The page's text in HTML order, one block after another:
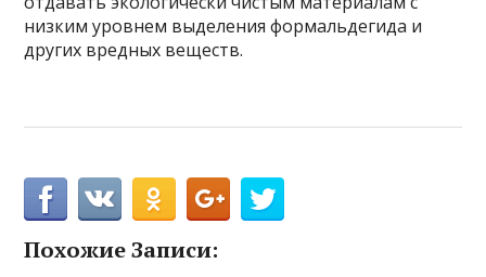
низким уровнем выделения формальдегида и
других вредных веществ.
Похожие Записи: